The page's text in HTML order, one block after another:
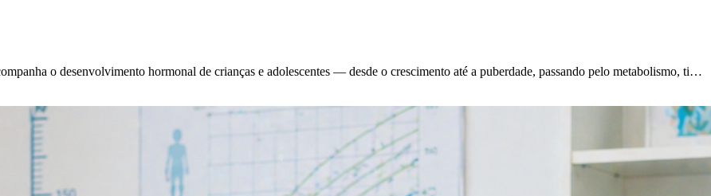
o desenvolvimento hormonal de crianças e adolescentes — desde o crescimento até a puberdade, passando pelo metabolismo, ti…